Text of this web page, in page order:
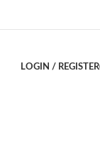
LOGIN / REGISTER